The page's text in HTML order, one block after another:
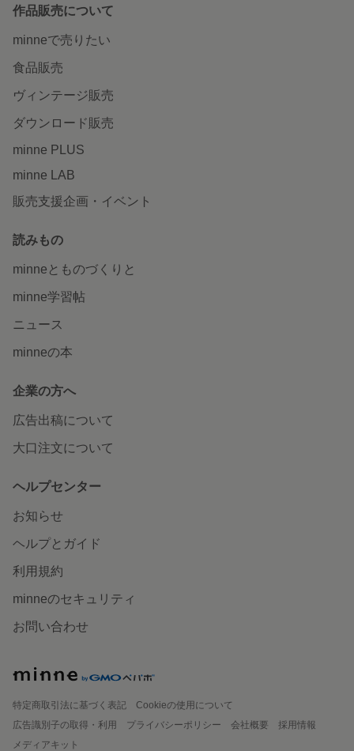
作品販売について
minneで売りたい
食品販売
ヴィンテージ販売
ダウンロード販売
minne PLUS
minne LAB
販売支援企画・イベント
読みもの
minneとものづくりと
minne学習帖
ニュース
minneの本
企業の方へ
広告出稿について
大口注文について
ヘルプセンター
お知らせ
ヘルプとガイド
利用規約
minneのセキュリティ
お問い合わせ
特定商取引法に基づく表記
Cookieの使用について
広告識別子の取得・利用
プライバシーポリシー 会社概要
採用情報
メディアキット